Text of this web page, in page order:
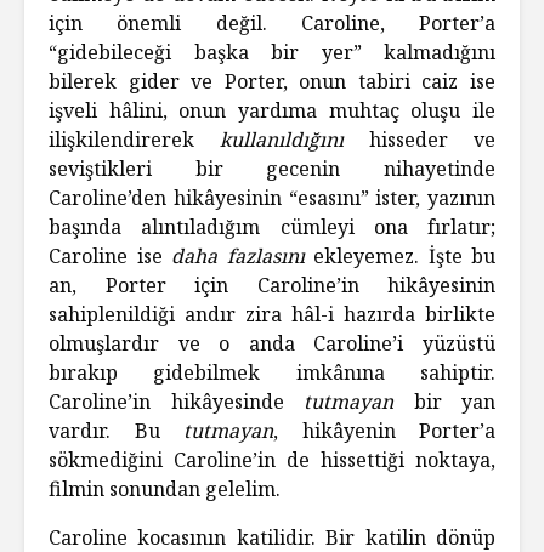
için önemli değil. Caroline, Porter’a
“gidebileceği başka bir yer” kalmadığını
bilerek gider ve Porter, onun tabiri caiz ise
işveli hâlini, onun yardıma muhtaç oluşu ile
ilişkilendirerek kullanıldığını hisseder ve
seviştikleri bir gecenin nihayetinde
Caroline’den hikâyesinin “esasını” ister, yazının
başında alıntıladığım cümleyi ona fırlatır;
Caroline ise daha fazlasını ekleyemez. İşte bu
an, Porter için Caroline’in hikâyesinin
sahiplenildiği andır zira hâl-i hazırda birlikte
olmuşlardır ve o anda Caroline’i yüzüstü
bırakıp gidebilmek imkânına sahiptir.
Caroline’in hikâyesinde tutmayan bir yan
vardır. Bu tutmayan, hikâyenin Porter’a
sökmediğini Caroline’in de hissettiği noktaya,
filmin sonundan gelelim.
Caroline kocasının katilidir. Bir katilin dönüp